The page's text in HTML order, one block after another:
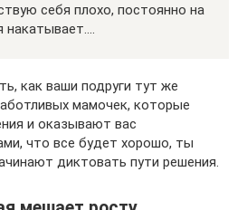
себя плохо, постоянно на
накатывает….
как ваши подруги тут же
мамочек, которые
и оказывают вас
что все будет хорошо, ты
диктовать пути решения.